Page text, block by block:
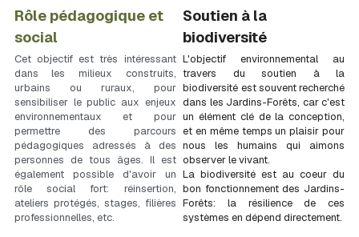
Rôle pédagogique et
social
Cet objectif est très intéressant
dans les milieux construits,
urbains ou ruraux, pour
sensibiliser le public aux enjeux
environnementaux et pour
permettre des parcours
pédagogiques adressés à des
personnes de tous âges. Il est
également possible d'avoir un
rôle social fort: réinsertion,
ateliers protégés, stages, filières
professionnelles, etc.
Soutien à la
biodiversité
L'objectif environnemental au
travers du soutien à la
biodiversité est souvent recherché
dans les Jardins-Forêts, car c'est
un élément clé de la conception,
et en même temps un plaisir pour
nous les humains qui aimons
observer le vivant.
La biodiversité est au coeur du
bon fonctionnement des Jardins-
Forêts: la résilience de ces
systèmes en dépend directement.